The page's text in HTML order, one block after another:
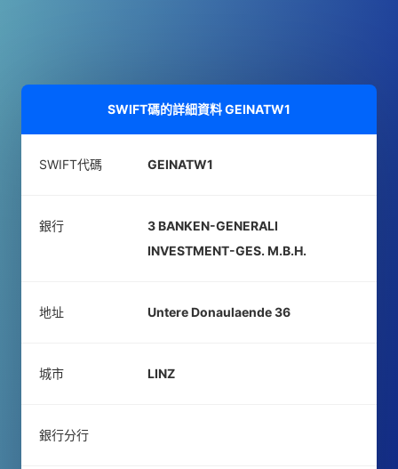
SWIFT碼的詳細資料GEINATW1
SWIFT代碼 GEINATW1
銀行
3 BANKEN-GENERALI
INVESTMENT-GES. M.B.H.
地址 Untere Donaulaende 36
城市 LINZ
銀行分行